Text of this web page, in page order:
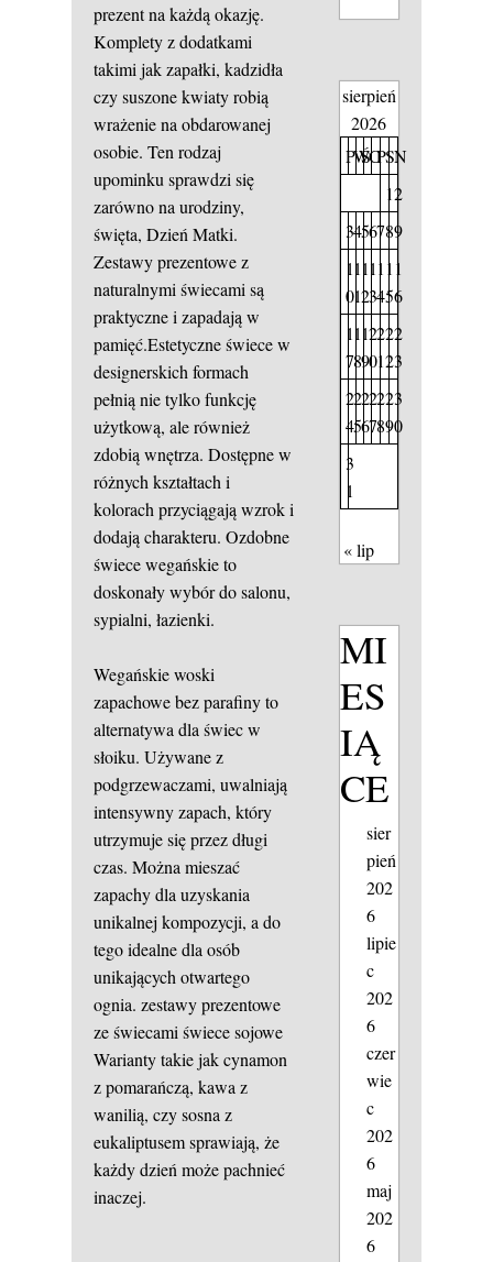
prezent na każdą okazję.
Komplety z dodatkami
takimi jak zapałki, kadzidła
czy suszone kwiaty robią
wrażenie na obdarowanej
osobie. Ten rodzaj
upominku sprawdzi się
zarówno na urodziny,
święta, Dzień Matki.
Zestawy prezentowe z
naturalnymi świecami są
praktyczne i zapadają w
pamięć.Estetyczne świece w
designerskich formach
pełnią nie tylko funkcję
użytkową, ale również
zdobią wnętrza. Dostępne w
różnych kształtach i
kolorach przyciągają wzrok i
dodają charakteru. Ozdobne
świece wegańskie to
doskonały wybór do salonu,
sypialni, łazienki.
Wegańskie woski
zapachowe bez parafiny to
alternatywa dla świec w
słoiku. Używane z
podgrzewaczami, uwalniają
intensywny zapach, który
utrzymuje się przez długi
czas. Można mieszać
zapachy dla uzyskania
unikalnej kompozycji, a do
tego idealne dla osób
unikających otwartego
ognia. zestawy prezentowe
ze świecami świece sojowe
Warianty takie jak cynamon
z pomarańczą, kawa z
wanilią, czy sosna z
eukaliptusem sprawiają, że
każdy dzień może pachnieć
inaczej.
sierpień
2026
PW
ŚCPSN
12
3456789
1
0
1
1
1
2
1
3
1
4
1
5
1
6
1
7
1
8
1
9
2
0
2
1
2
2
2
3
2
4
2
5
2
6
2
7
2
8
2
9
3
0
3
1
« lip
MI
ES
IĄ
CE
sier
pień
202
6
lipie
c
202
6
czer
wie
c
202
6
maj
202
6